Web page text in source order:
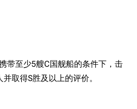
带至少5艘C国舰船的条件下，击
取得S胜及以上的评价。